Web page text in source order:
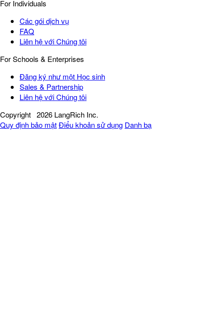
For Individuals
Các gói dịch vụ
FAQ
Liên hệ với Chúng tôi
For Schools & Enterprises
Đăng ký như một Học sinh
Sales & Partnership
Liên hệ với Chúng tôi
Copyright 2026 LangRich Inc.
Quy định bảo mậtĐiểu khoản sử dụng Danh bạ